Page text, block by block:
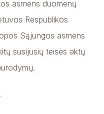
asmens duomenų
Respublikos
Sąjungos asmens
susijusių teisės aktų